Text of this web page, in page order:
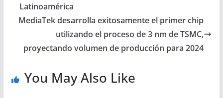
Latinoamérica
MediaTek desarrolla exitosamente el primer chip
utilizando el proceso de 3 nm de TSMC,
proyectando volumen de producción para 2024
You May Also Like